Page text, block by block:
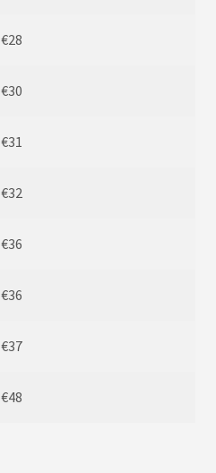
€28
€30
€31
€32
€36
€36
€37
€48